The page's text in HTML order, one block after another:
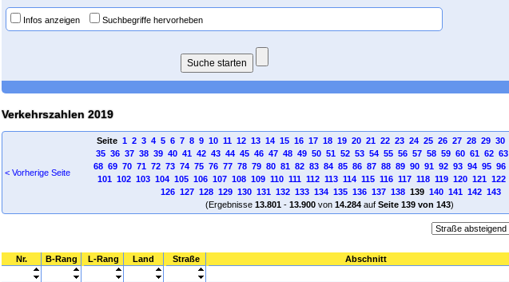
Infos anzeigen Suchbegriffe hervorheben
Verkehrszahlen 2019
< Vorherige Seite
Seite 1 2 3 4 5 6 7 8 9 10 11 12 13 14 15 16 17 18 19 20 21 22 23 24 25 26 27 28 29 30
35 36 37 38 39 40 41 42 43 44 45 46 47 48 49 50 51 52 53 54 55 56 57 58 59 60 61 62 63
68 69 70 71 72 73 74 75 76 77 78 79 80 81 82 83 84 85 86 87 88 89 90 91 92 93 94 95 96
101 102 103 104 105 106 107 108 109 110 111 112 113 114 115 116 117 118 119 120 121 122
126 127 128 129 130 131 132 133 134 135 136 137 138139 140 141 142 143
(Ergebnisse 13.801- 13.900von 14.284auf Seite 139 von 143)
Nr. B-Rang L-Rang Land Straße Abschnitt